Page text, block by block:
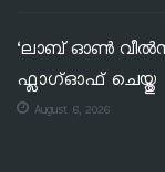
‘ലാബ് ഓൺ വീൽസ്’
ഫ്ലാഗ്ഓഫ് ചെയ്തു
August 6, 2026